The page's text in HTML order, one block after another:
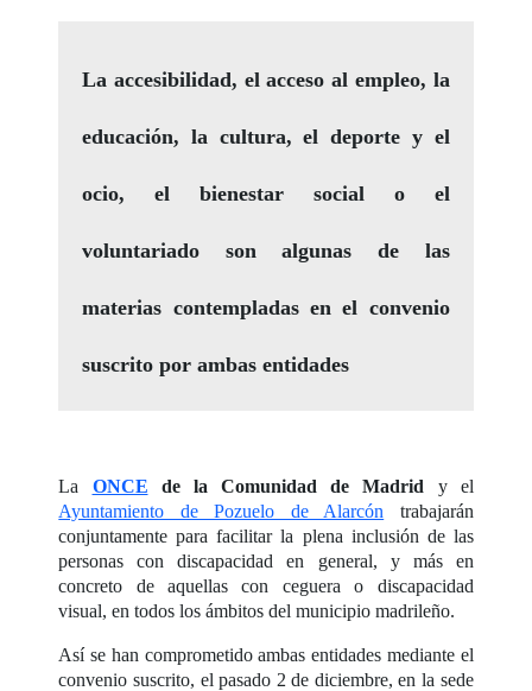
La accesibilidad, el acceso al empleo, la
educación, la cultura, el deporte y el
ocio, el bienestar social o el
voluntariado son algunas de las
materias contempladas en el convenio
suscrito por ambas entidades
La ONCE de la Comunidad de Madrid y el
Ayuntamiento de Pozuelo de Alarcón trabajarán
conjuntamente para facilitar la plena inclusión de las
personas con discapacidad en general, y más en
concreto de aquellas con ceguera o discapacidad
visual, en todos los ámbitos del municipio madrileño.
Así se han comprometido ambas entidades mediante el
convenio suscrito, el pasado 2 de diciembre, en la sede